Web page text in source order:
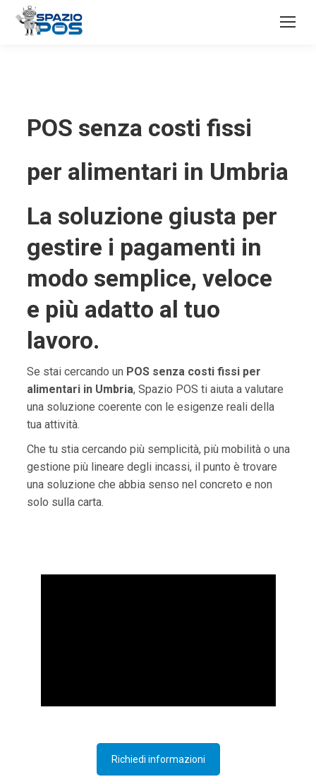
POS senza costi fissi
per alimentari in Umbria
La soluzione giusta per
gestire i pagamenti in
modo semplice, veloce
e più adatto al tuo
lavoro.
Se stai cercando un POS senza costi fissi per
alimentari in Umbria, Spazio POS ti aiuta a valutare
una soluzione coerente con le esigenze reali della
tua attività.
Che tu stia cercando più semplicità, più mobilità o una
gestione più lineare degli incassi, il punto è trovare
una soluzione che abbia senso nel concreto e non
solo sulla carta.
Richiedi informazioni